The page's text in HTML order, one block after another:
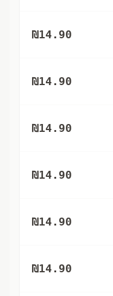
₪14.90
₪14.90
₪14.90
₪14.90
₪14.90
₪14.90